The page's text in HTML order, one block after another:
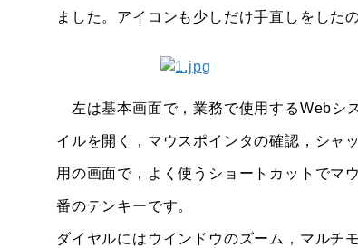
ました。アイコンも少しだけ手直しをした
左は基本画面で，業務で使用するWebシ
イルを開く，マウスポインタの確認，シャ
用の画面で，よく使うショートカットでマ
番のテンキーです。
ダイヤルにはウインドウのズーム，マルチ